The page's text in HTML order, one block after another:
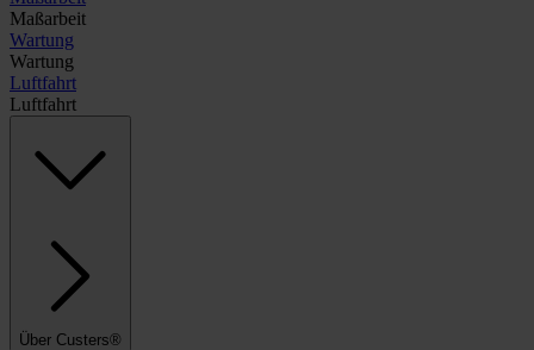
Maßarbeit
Wartung
Wartung
Luftfahrt
Luftfahrt
Über Custers®